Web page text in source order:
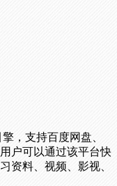
，支持百度网盘、
户可以通过该平台快
资料、视频、影视、